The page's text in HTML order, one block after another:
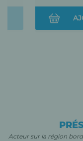
Acteur sur la région